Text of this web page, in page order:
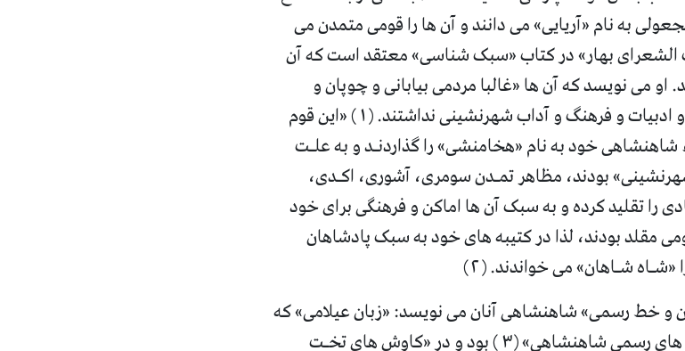
به نام «آریایی» می دانند و آن ها را قومی متمدن می
بهار» در کتاب «سبک شناسی» معتقد است که آن
می نویسد که آن ها «غالبا مردمی بیابانی و چوپان و
برزیگری بیش نبودند و از خـود خـط و ادبیات و فرهنگ و آداب شهرنشینی نداشتند. (۱) «این قوم
شاهنشاهی خود به نام «هخامنشی» را گذاردنـد و به علـت
بودند، مظاهر تمـدن سومری، آشوری، اکـدی،
را تقلید کرده و به سبک آن ها اماکن و فرهنگی برای خود
مقلد بودند، لذا در کتیبه های خود به سبک پادشاهان
شـاهان» می خواندند. (۲)
و خط رسمی» شاهنشاهی آنان می نویسد: «زبان عیلامی» که
به خط میخی نوشته می شد «از زبان های رسمی شاهنشاهی» (۳ ) بود و در «کاوش های تخـت